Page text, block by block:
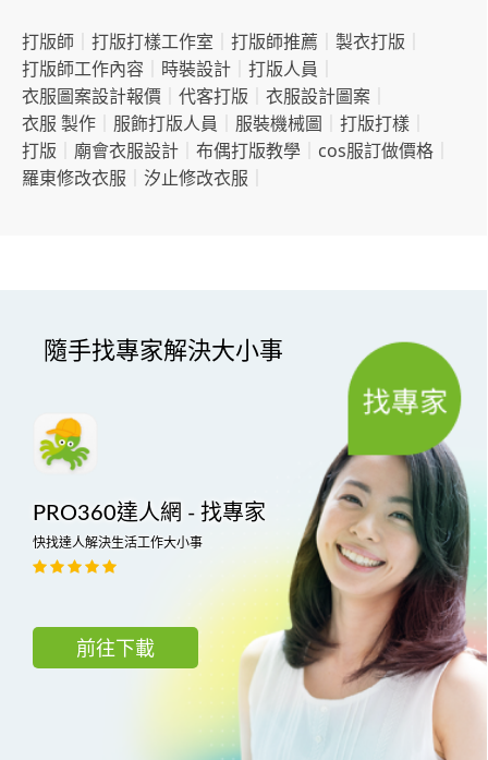
打版師 打版打樣工作室 打版師推薦 製衣打版
打版師工作內容
時裝設計 打版人員
衣服圖案設計報價
代客打版 衣服設計圖案
衣服 製作
服飾打版人員 服裝機械圖 打版打樣
打版
廟會衣服設計 布偶打版教學 cos服訂做價格
羅東修改衣服
汐止修改衣服
隨手找專家解決大小事
PRO360達人網 - 找專家
快找達人解決生活工作大小事
前往下載